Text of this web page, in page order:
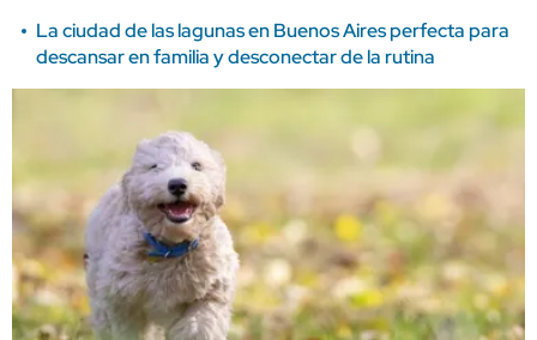
La ciudad de las lagunas en Buenos Aires perfecta para
descansar en familia y desconectar de la rutina